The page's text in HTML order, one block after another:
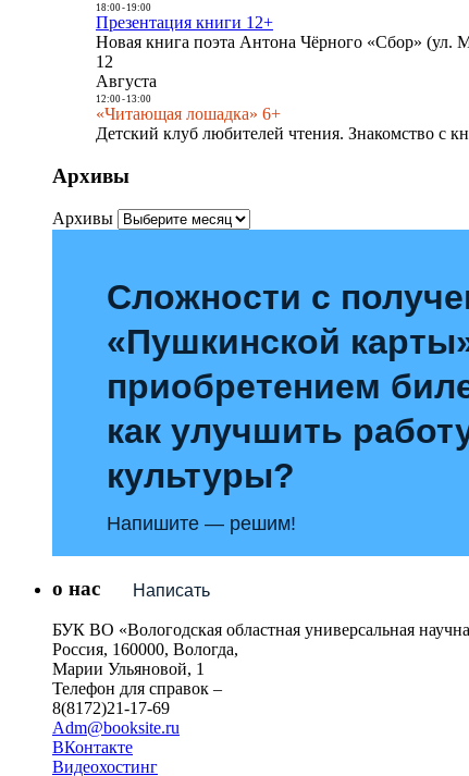
18:00- 19:00
Презентация книги 12+
Новая книга поэта Антона Чёрного «Сбор» (ул.
12
Августа
12:00- 13:00
«Читающая лошадка» 6+
Детский клуб любителей чтения. Знакомство с
Архивы
Архивы
Сложности с
«Пушкинской
приобретением
как улучшить
культуры?
Напишите — решим!
Написать
о нас
БУК ВО «Вологодская областная универсальная
Россия, 160000, Вологда,
Марии Ульяновой, 1
Телефон для справок –
8(8172)21-17-69
Adm@booksite.ru
ВКонтакте
Видеохостинг